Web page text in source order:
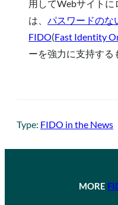
用してWebサイト
は、 パスワードのな
FIDO(Fast Identity
ーを強力に支持する
Type: FIDO in the News
MORE